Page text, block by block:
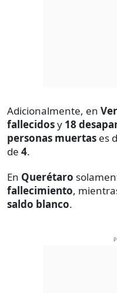
Adicionalmente, en
fallecidosy 18
personas muertas es
de 4.
En Querétaro
fallecimiento,
saldo blanco.